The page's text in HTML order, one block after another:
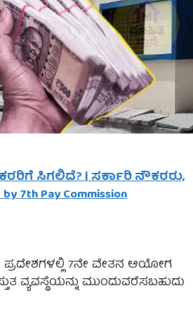
ಸಿಗಲಿದೆ? | ಸರ್ಕಾರಿ ನೌಕರರು,
7th Pay Commission
ಪ್ರದೇಶಗಳಲ್ಲಿ 7ನೇ ವೇತನ ಆಯೋಗ
ವ್ಯವಸ್ಥೆಯನ್ನು ಮುಂದುವರೆಸಬಹುದು